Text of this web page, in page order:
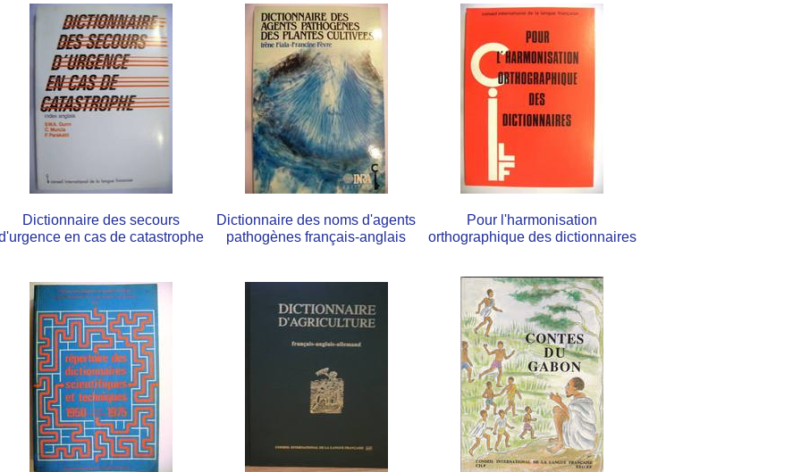
Dictionnaire des secours
en cas de catastrophe
Dictionnaire des noms d'agents
pathogènes français-anglais
Pour l'harmonisation
orthographique des dictionnaires